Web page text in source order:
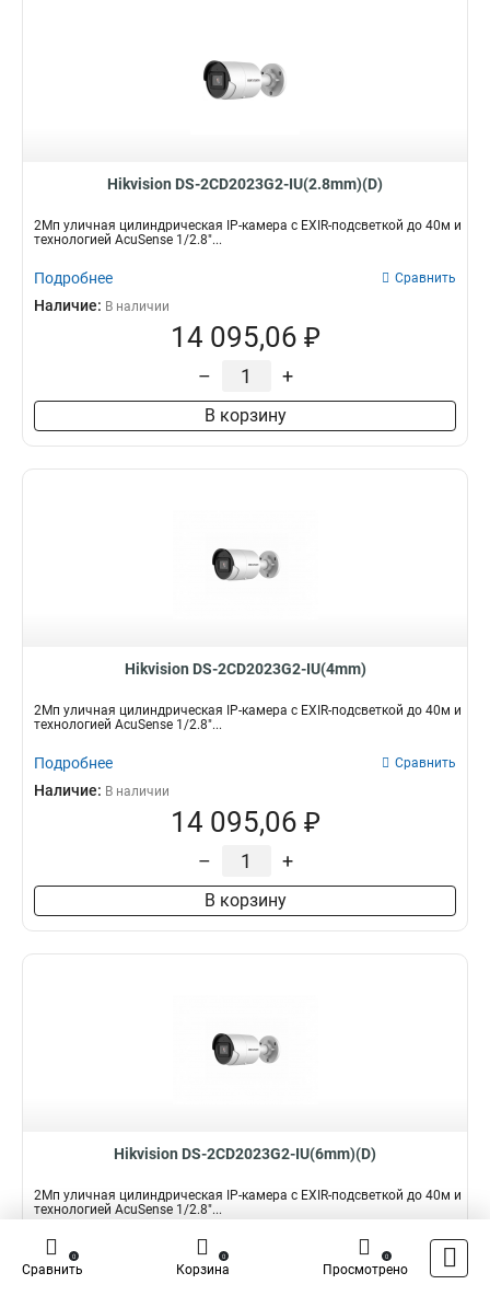
Hikvision DS-2CD2023G2-IU(2.8mm)(D)
2Мп уличная цилиндрическая IP-камера с EXIR-подсветкой до 40м и
технологией AcuSense 1/2.8"...
Подробнее Сравнить
Наличие: В наличии
14 095,06 ₽
– +
В корзину
Hikvision DS-2CD2023G2-IU(4mm)
2Мп уличная цилиндрическая IP-камера с EXIR-подсветкой до 40м и
технологией AcuSense 1/2.8"...
Подробнее Сравнить
Наличие: В наличии
14 095,06 ₽
– +
В корзину
Hikvision DS-2CD2023G2-IU(6mm)(D)
2Мп уличная цилиндрическая IP-камера с EXIR-подсветкой до 40м и
технологией AcuSense 1/2.8"...
Подробнее Сравнить
Наличие:
Сравнить
0
Корзина
0
Просмотрено
0